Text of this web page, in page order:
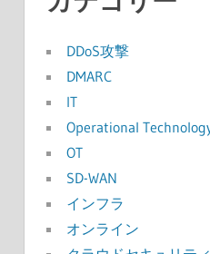
DDoS攻撃
DMARC
IT
Operational
OT
SD-WAN
インフラ
オンライン